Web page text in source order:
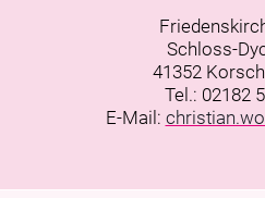
Schloss-
41352
Tel.: 02182
E-Mail: